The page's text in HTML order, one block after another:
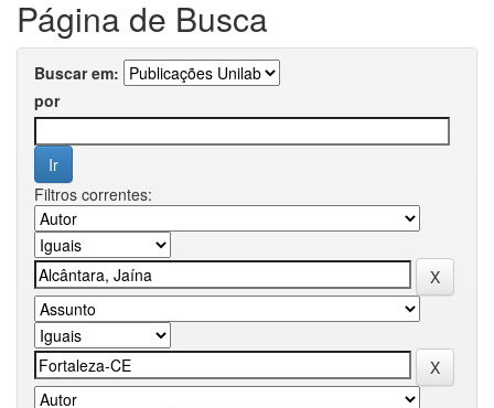
Página de Busca
Buscar em:
por
Filtros correntes: